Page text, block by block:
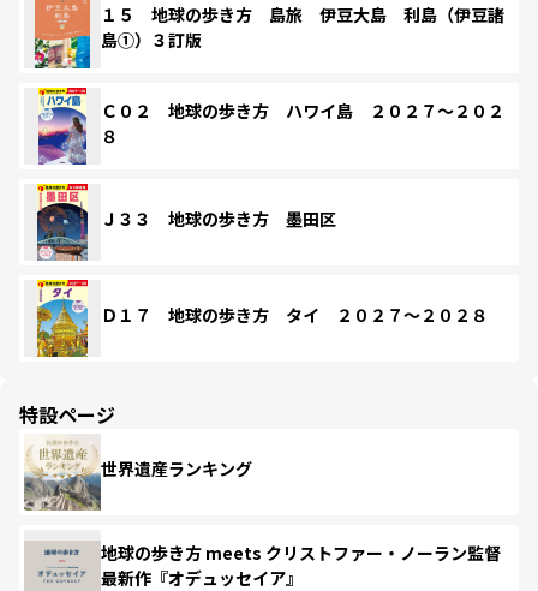
１５ 地球の歩き方 島旅 伊豆大島 利島（伊豆諸
島①）３訂版
Ｃ０２ 地球の歩き方 ハワイ島 ２０２７～２０２
８
Ｊ３３ 地球の歩き方 墨田区
Ｄ１７ 地球の歩き方 タイ ２０２７～２０２８
特設ページ
世界遺産ランキング
地球の歩き方 meets クリストファー・ノーラン監督
最新作『オデュッセイア』